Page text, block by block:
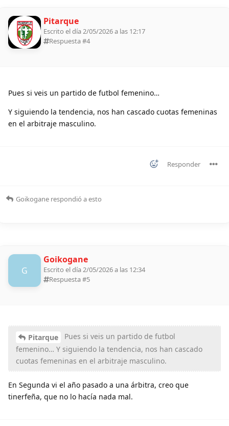
Pitarque
Escrito el día 2/05/2026 a las 12:17
Respuesta #4
Pues si veis un partido de futbol femenino…
Y siguiendo la tendencia, nos han cascado cuotas femeninas
en el arbitraje masculino.
Responder
Goikogane respondió a esto
G
Goikogane
Escrito el día 2/05/2026 a las 12:34
Respuesta #5
Pitarque
Pues si veis un partido de futbol
femenino… Y siguiendo la tendencia, nos han cascado
cuotas femeninas en el arbitraje masculino.
En Segunda vi el año pasado a una árbitra, creo que
tinerfeña, que no lo hacía nada mal.